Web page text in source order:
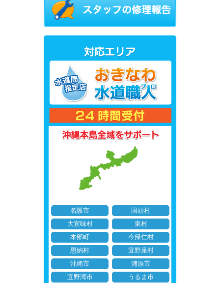
名護市
国頭村
大宜味村
東村
本部町
今帰仁村
恩納村
宜野座村
沖縄市
浦添市
宜野湾市
うるま市